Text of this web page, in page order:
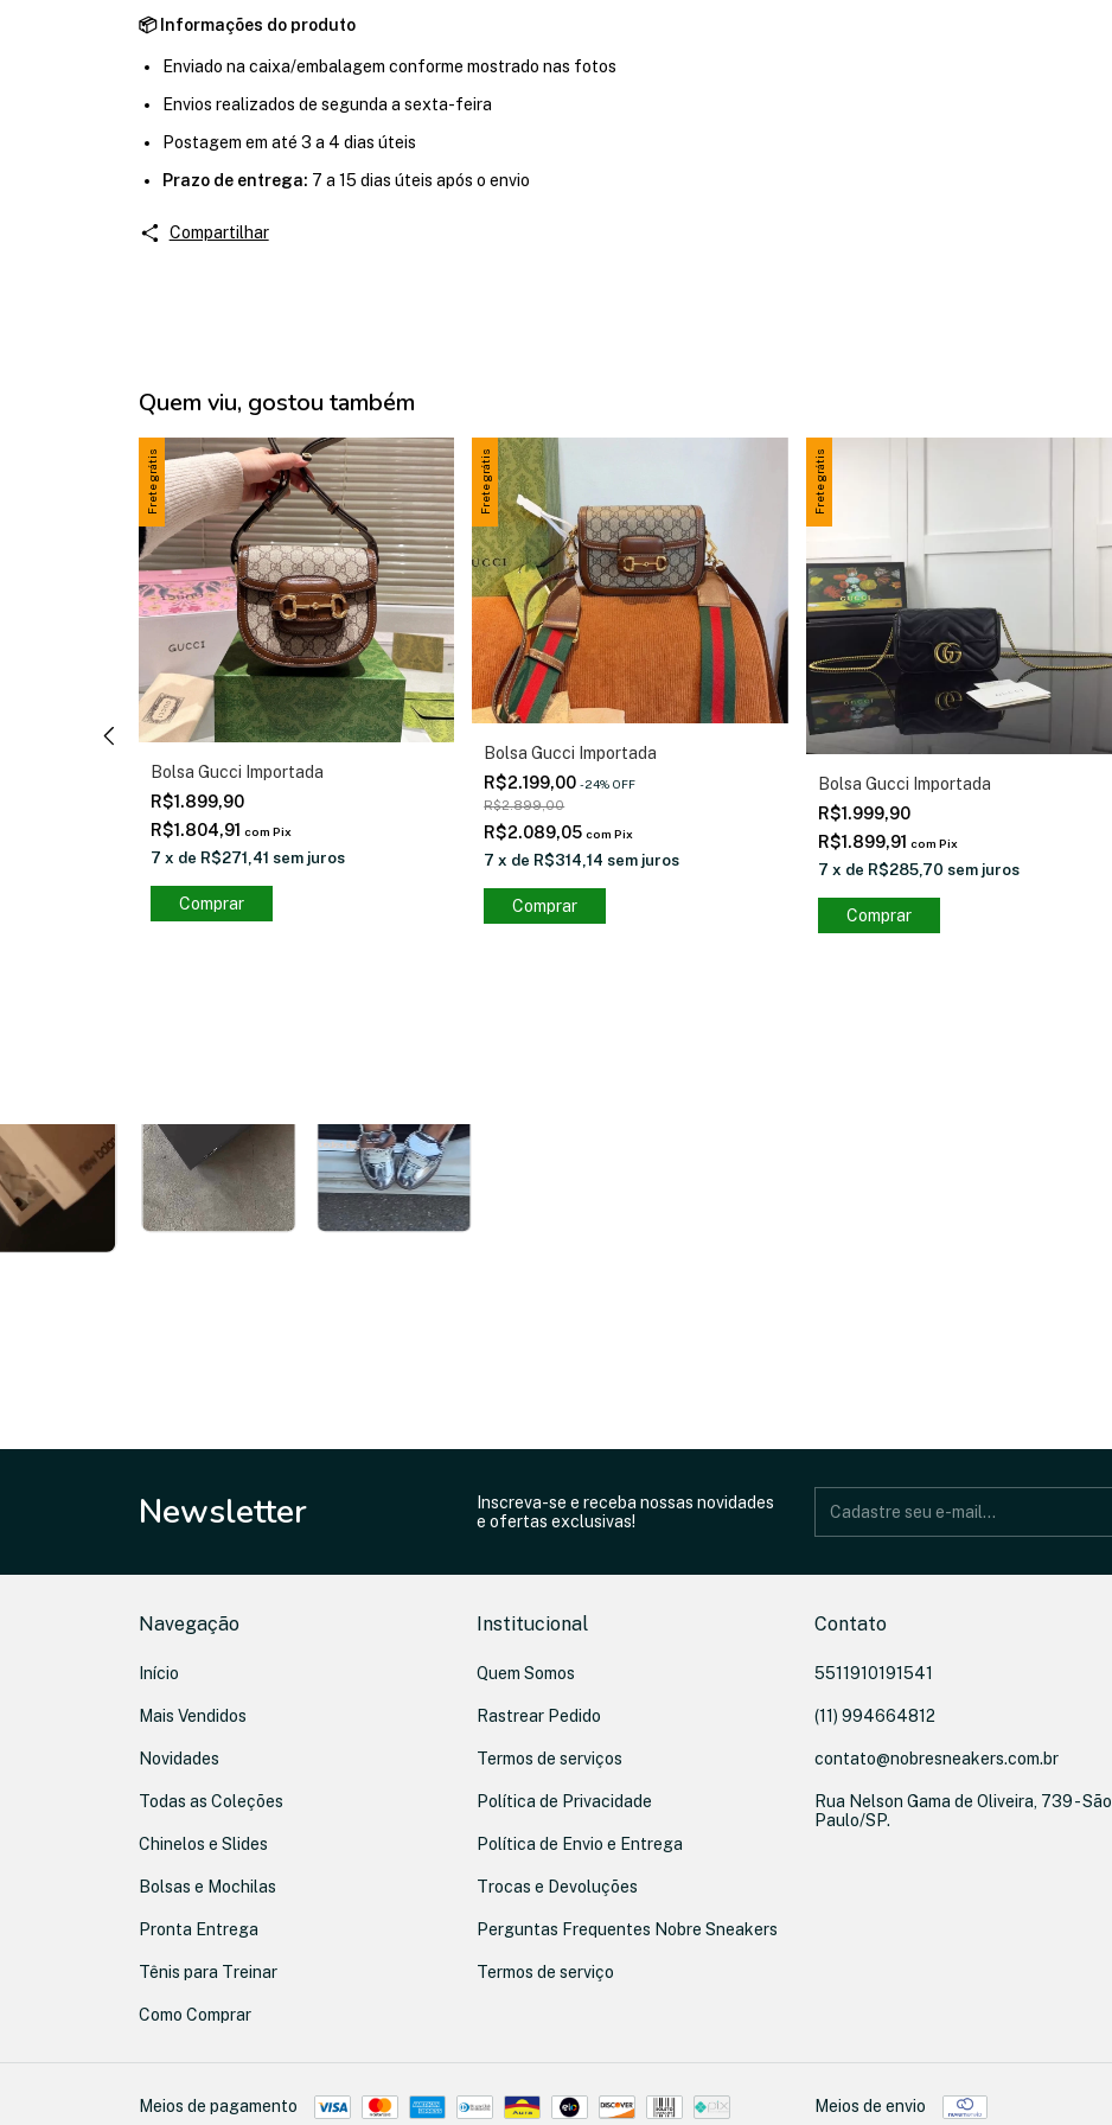
📦 Informações do produto
Enviado na caixa/embalagem conforme mostrado nas fotos
Envios realizados de segunda a sexta-feira
Postagem em até 3 a 4 dias úteis
Prazo de entrega: 7 a 15 dias úteis após o envio
Compartilhar
Quem viu, gostou também
Frete grátis
Bolsa Gucci Importada
R$1.899,90
R$1.804,91 com Pix
7 x de R$271,41 sem juros
Comprar
Frete grátis
Bolsa Gucci Importada
R$2.199,00-24%OFF
R$2.899,00
R$2.089,05com Pix
7 x de R$314,14 sem juros
Comprar
Frete grátis
Bolsa Gucci Importada
R$1.999,90
R$1.899,91 com Pix
7 x de R$285,70 sem juros
Comprar
Newsletter
Inscreva-se e receba nossas novidades
e ofertas exclusivas!
Navegação
Início
Mais Vendidos
Novidades
Todas as Coleções
Chinelos e Slides
Bolsas e Mochilas
Pronta Entrega
Tênis para Treinar
Como Comprar
Institucional
Quem Somos
Rastrear Pedido
Termos de serviços
Política de Privacidade
Política de Envio e Entrega
Trocas e Devoluções
Perguntas Frequentes Nobre Sneakers
Termos de serviço
Contato
5511910191541
(11) 994664812
contato@nobresneakers.com.br
Rua Nelson Gama de Oliveira, 739 - São
Paulo/SP.
Meios de pagamento Meios de envio